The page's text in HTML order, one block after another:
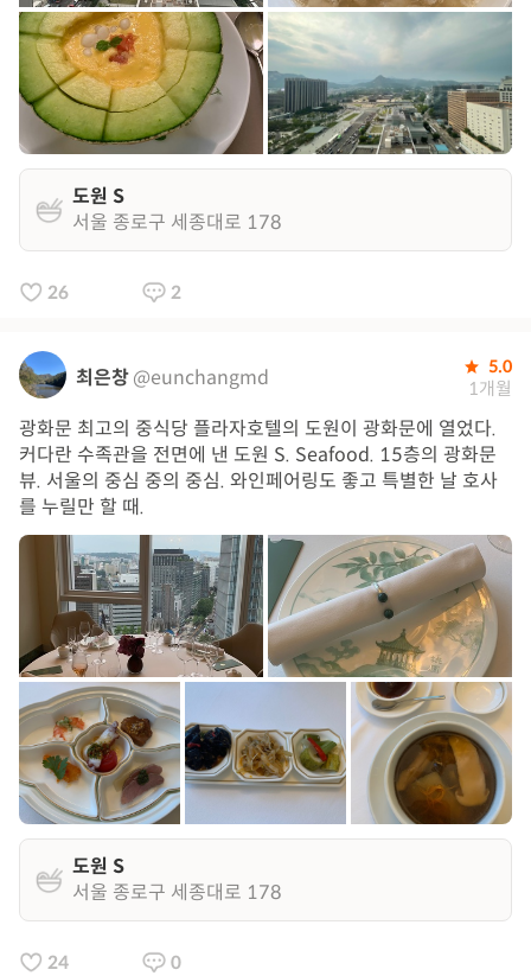
도원 S
서울 종로구 세종대로 178
26 2
최은창@eunchangmd 5.0
1개월
광화문 최고의 중식당 플라자호텔의 도원이 광화문에 열었다.
커다란 수족관을 전면에 낸 도원 S. Seafood. 15층의 광화문
뷰. 서울의 중심 중의 중심. 와인페어링도 좋고 특별한 날 호사
를 누릴만 할 때.
도원 S
서울 종로구 세종대로 178
24 0